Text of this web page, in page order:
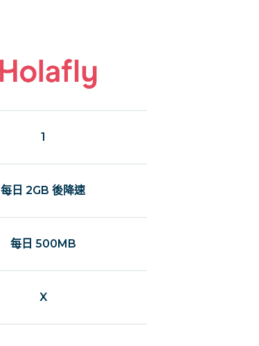
1
每日 2GB 後降速
每日 500MB
X